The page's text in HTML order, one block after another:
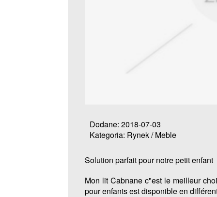
Dodane: 2018-07-03
Kategoria: Rynek / Meble
Solution parfait pour notre petit enfant
Mon lit Cabnane c"est le meilleur
pour enfants est disponible en